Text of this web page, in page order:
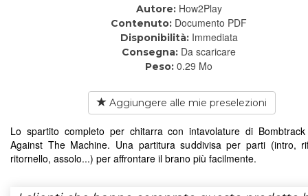
Autore: How2Play
Contenuto: Documento PDF
Disponibilità: Immediata
Consegna: Da scaricare
Peso: 0.29 Mo
Aggiungere alle mie preselezioni
Lo spartito completo per chitarra con intavolature di
Against The Machine. Una partitura suddivisa per parti (intro,
ritornello, assolo...) per affrontare il brano più facilmente.